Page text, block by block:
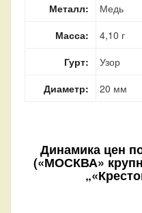
Металл:
Медь
Масса:
4,10 г
Гурт:
Узор
Диаметр:
20 мм
Динамика цен
(«МОСКВА»